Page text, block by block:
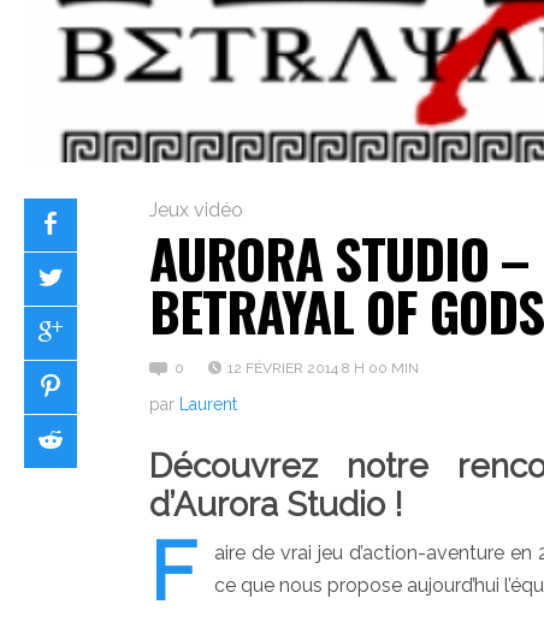
Jeux vidéo
AURORA STUDIO
BETRAYAL OF GODS
0 12 FÉVRIER 2014 8 H 00 MIN
par Laurent
Découvrez notre
d’Aurora Studio !
F
aire de vrai jeu d’action-aventure
ce que nous propose aujourd’hui